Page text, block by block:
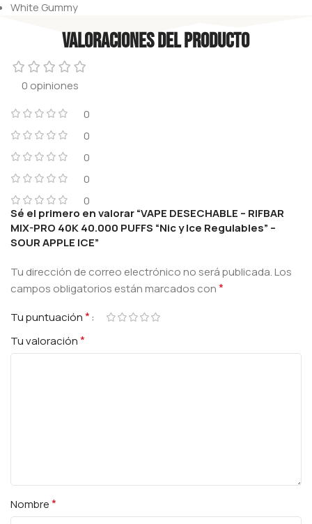
White Gummy
Valoraciones del producto
0 opiniones
0
0
0
0
0
Sé el primero en valorar “VAPE DESECHABLE – RIFBAR
MIX-PRO 40K 40.000 PUFFS “Nic y Ice Regulables” –
SOUR APPLE ICE”
Tu dirección de correo electrónico no será publicada.Los
campos obligatorios están marcados con*
Tu puntuación*
Tu valoración*
Nombre*